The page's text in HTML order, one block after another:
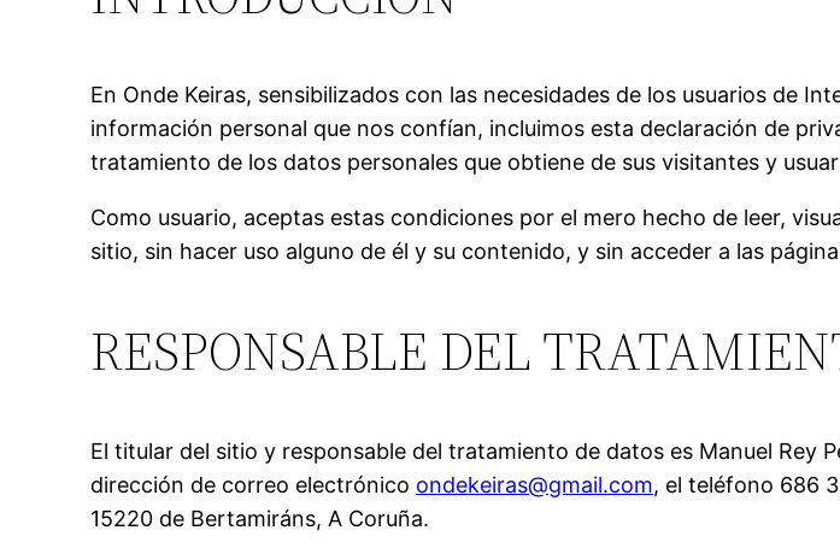
En Onde Keiras, sensibilizados con las necesidades de los usuarios de
información personal que nos confían, incluimos esta declaración de
tratamiento de los datos personales que obtiene de sus visitantes y
Como usuario, aceptas estas condiciones por el mero hecho de leer,
sitio, sin hacer uso alguno de él y su contenido, y sin acceder a las
RESPONSABLE DEL
El titular del sitio y responsable del tratamiento de datos es Manuel Rey
dirección de correo electrónico ondekeiras@gmail.com, el teléfono 686
15220 de Bertamiráns, A Coruña.